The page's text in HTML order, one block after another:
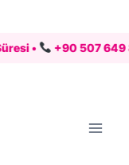
+90 507 649 88 83 •